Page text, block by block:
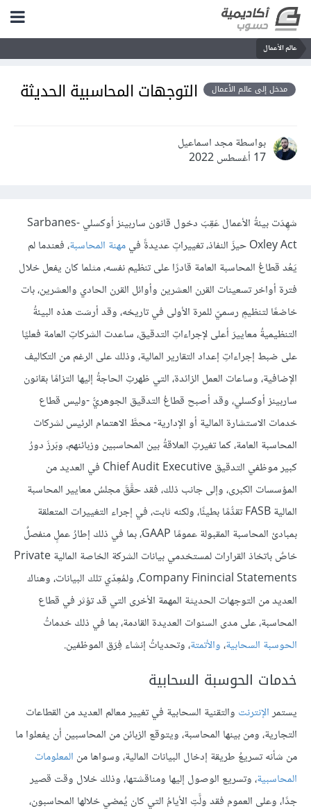
عالم الأعمال
مدخل إلى عالم الأعمال التوجهات المحاسبية الحديثة
بواسطة مجد اسماعيل
17 أغسطس 2022
شهِدَت بيئةُ الأعمال عَقِبَ دخول قانون ساربينز أوكسلي Sarbanes-
Oxley Act حيزَ النفاذ، تغييراتٍ عديدةً في
مهنة المحاسبة، فعندما لم
يَعُد قطاعُ المحاسبة العامة قادرًا على تنظيم نفسه، مثلما كان يفعل خلال
فترة أواخر تسعينات القرن العشرين وأوائل القرن الحادي والعشرين، بات
خاضعًا لتنظيمٍ رسميّ للمرة الأولى في تاريخه، وقد أرسَت هذه البيئةُ
التنظيميةُ معاييرَ أعلى لإجراءاتِ التدقيق، ساعدت الشركاتِ العامة فعليًا
على ضبط إجراءاتِ إعداد التقارير المالية، وذلك على الرغم من التكاليف
الإضافية، وساعات العمل الزائدة، التي ظهرتِ الحاجةُ إليها التزامًا بقانون
ساربينز أوكسلي، وقد أصبح قطاعُ التدقيق الجوهريُّ -وليس قطاع
خدمات الاستشارة المالية أو الإدارية- محطَّ الاهتمام الرئيس لشركات
المحاسبة العامة، كما تغيرتِ العلاقةُ بين المحاسبين وزبائنهم، وبَرزَ دورُ
كبير موظفي التدقيق Chief Audit Executive في العديد من
المؤسسات الكبرى، وإلى جانب ذلك، فقد حقَّقَ مجلسُ معايير المحاسبة
المالية FASB تقدُّمًا بطيئًا، ولكنه ثابت، في إجراء التغييرات المتعلقة
بمبادئ المحاسبة المقبولة عمومًا GAAP، بما في ذلك إطارُ عملٍ منفصلٌ
خاصٌ باتخاذ القرارات لمستخدمي بيانات الشركة الخاصة المالية Private
Company Finincial Statements، ولمُعِدّي تلك البيانات، وهناك
العديد من التوجهات الحديثة المهمة الأخرى التي قد تؤثر في قطاع
المحاسبة، على مدى السنوات العديدة القادمة، بما في ذلك خدماتُ
الحوسبة السحابية،والأتمتة، وتحدياتُ إنشاء فِرَق الموظفين.
خدمات الحوسبة السحابية
يستمرالإنترنت والتقنية السحابية في تغيير معالم العديد من القطاعات
التجارية، ومن بينها المحاسبة، ويتوقع الزبائن من المحاسبين أن يفعلوا ما
من شأنه تسريعُ طريقة إدخال البيانات المالية، وسواها من المعلومات
المحاسبية، وتسريع الوصول إليها ومناقشتها، وذلك خلال وقت قصير
جدًا، وعلى العموم فقد ولَّتِ الأيامُ التي كان يُمضي خلالها المحاسبون،